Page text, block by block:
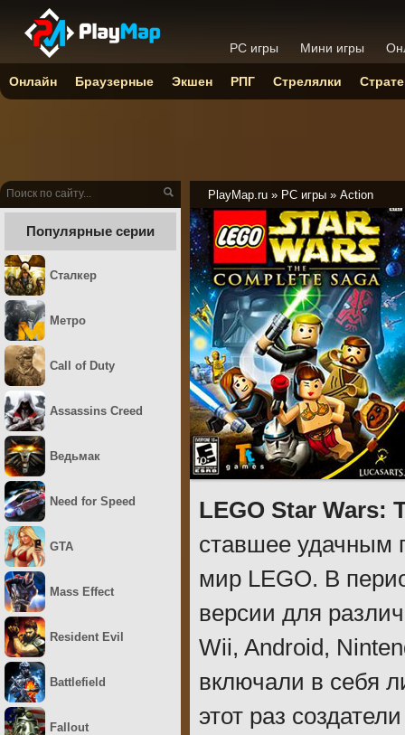
PlayMap.ru » PC игры » Action
LEGO Star Wars:
ставшее удачным
мир LEGO. В
версии для
Wii, Android,
включали в себя
этот раз
Популярные серии
Сталкер
Метро
Call of Duty
Assassins Creed
Ведьмак
Need for Speed
GTA
Mass Effect
Resident Evil
Battlefield
Fallout
PC игры Мини игры
Онлайн Браузерные Экшен РПГ Стрелялки